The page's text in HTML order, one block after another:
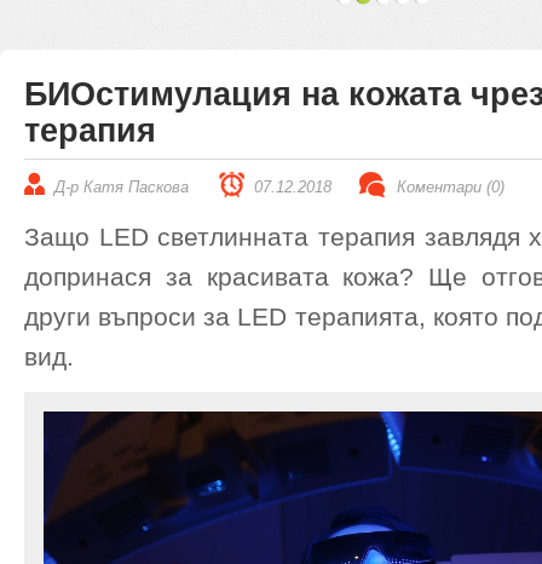
БИОстимулация на кожата
терапия
Д-р Катя Паскова 07.12.2018 Коментари (0)
Защо LED светлинната терапия завлядя
допринася за красивата кожа? Ще
други въпроси за LED терапията, която
вид.